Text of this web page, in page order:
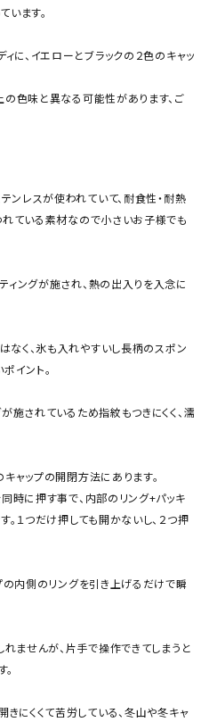
います。
に、イエローとブラックの２色のキャッ
色味と異なる可能性があります、ご
ンレスが使われていて、耐食性・耐熱
ている素材なので小さいお子様でも
ングが施され、熱の出入りを入念に
く、氷も入れやすいし長柄のスポン
イント。
施されているため指紋もつきにくく、濡
ャップの開閉方法にあります。
時に押す事で、内部のリング+パッキ
１つだけ押しても開かないし、２つ押
の内側のリングを引き上げるだけで瞬
れませんが、片手で操作できてしまうと
きにくくて苦労している、冬山や冬キャ